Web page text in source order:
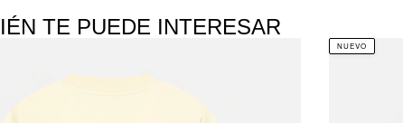
TE PUEDE INTERESAR
NUEVO